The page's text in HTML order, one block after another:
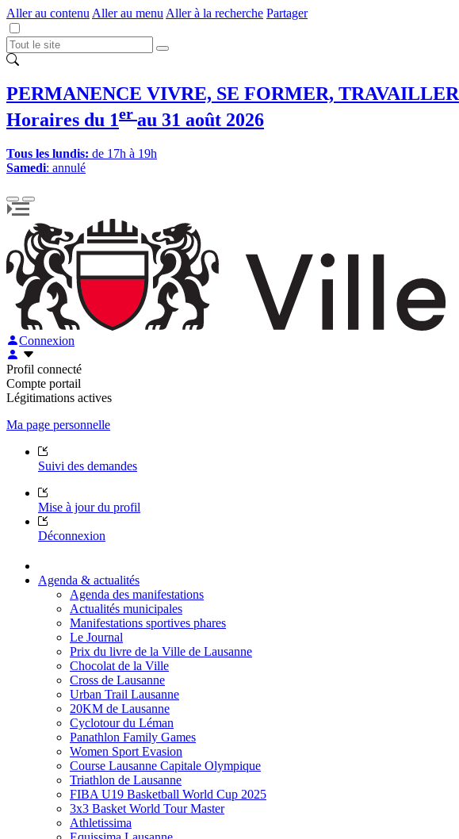
Aller au contenu Aller au menu Aller à la recherche Partager
PERMANENCE VIVRE, SE FORMER, TRAVAILLER
Horaires du 1er au 31 août 2026
Tous les lundis: de 17h à 19h
Samedi: annulé
Connexion
Profil connecté
Compte portail
Légitimations actives
Ma page personnelle
Suivi des demandes
Mise à jour du profil
Déconnexion
Agenda & actualités
Agenda des manifestations
Actualités municipales
Manifestations sportives phares
Le Journal
Prix du livre de la Ville de Lausanne
Chocolat de la Ville
Cross de Lausanne
Urban Trail Lausanne
20KM de Lausanne
Cyclotour du Léman
Panathlon Family Games
Women Sport Evasion
Course Lausanne Capitale Olympique
Triathlon de Lausanne
FIBA U19 Basketball World Cup 2025
3x3 Basket World Tour Master
Athletissima